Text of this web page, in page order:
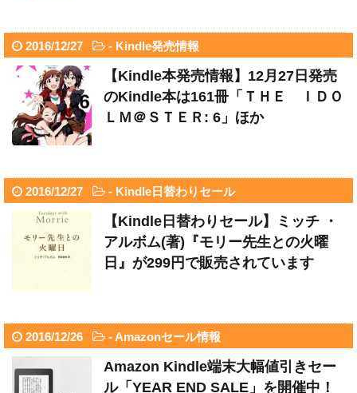
2016/12/27 - Kindle発売情報
【Kindle本発売情報】12月27日発売
のKindle本は161冊「ＴＨＥ ＩＤＯ
ＬＭ＠ＳＴＥＲ: 6」ほか
2016/12/27 - Kindle日替わりセール
【Kindle日替わりセール】ミッチ ・
アルボム(著)『モリー先生との火曜
日』が299円で販売されています
2016/12/26 -Amazonセール情報
Amazon Kindle端末大幅値引きセー
ル「YEAR END SALE」を開催中！